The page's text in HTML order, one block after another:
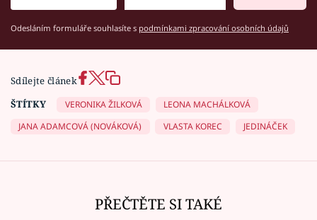
Odesláním formuláře souhlasíte s podmínkami zpracování osobních údajů
Sdílejte článek
ŠTÍTKY
VERONIKA ŽILKOVÁ
LEONA MACHÁLKOVÁ
JANA ADAMCOVÁ (NOVÁKOVÁ)
VLASTA KOREC JEDINÁČEK
PŘEČTĚTE SI TAKÉ